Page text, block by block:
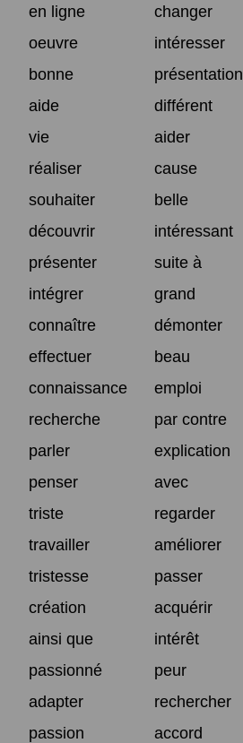
en ligne
changer
oeuvre
intéresser
bonne
présentation
aide
différent
vie
aider
réaliser
cause
souhaiter
belle
découvrir
intéressant
présenter
suite à
intégrer
grand
connaître
démonter
effectuer
beau
connaissance
emploi
recherche
par contre
parler
explication
penser
avec
triste
regarder
travailler
améliorer
tristesse
passer
création
acquérir
ainsi que
intérêt
passionné
peur
adapter
rechercher
passion
accord